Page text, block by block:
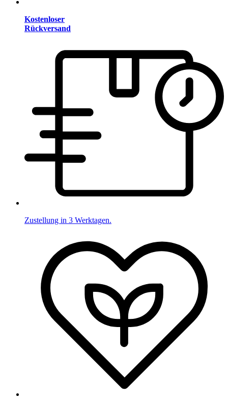
Kostenloser
Rückversand
Zustellung in 3 Werktagen.